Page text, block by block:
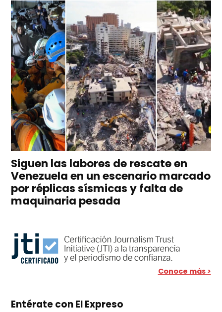
Siguen las labores de rescate en
Venezuela en un escenario marcado
por réplicas sísmicas y falta de
maquinaria pesada
Conoce más >
Entérate con El Expreso